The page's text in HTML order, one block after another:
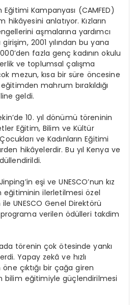
Eğitimi Kampanyası (CAMFED)
anlatıyor. Kızların
aşmalarına yardımcı
2001 yılından bu yana
fazla genç kadının okulu
ve toplumsal çalışma
mezun, kısa bir süre öncesine
mahrum bırakıldığı
geldi.
10. yıl dönümü töreninin
Eğitim, Bilim ve Kültür
ve Kadınların Eğitimi
hikâyelerdir. Bu yıl Kenya ve
eşi ve UNESCO’nun kız
eğitiminin ilerletilmesi özel
UNESCO Genel Direktörü
verilen ödülleri takdim
törenin çok ötesinde yankı
Yapay zekâ ve hızlı
çıktığı bir çağa giren
bilim eğitimiyle güçlendirilmesi